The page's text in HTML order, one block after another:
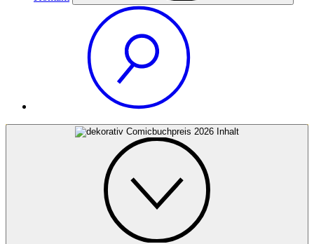
Comicbuchpreis 2026 Inhalt